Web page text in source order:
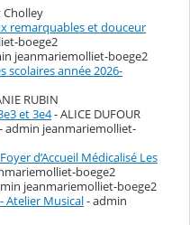
Cholley
remarquables et douceur
boege2
jeanmariemolliet-boege2
scolaires année 2026-
RUBIN
et 3e4- ALICE DUFOUR
- admin jeanmariemolliet-
d’Accueil Médicalisé Les
boege2
jeanmariemolliet-boege2
Atelier Musical- admin